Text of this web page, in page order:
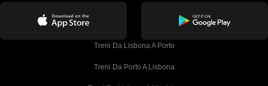
Treni Da Lisbona A Porto
Treni Da Porto A Lisbona